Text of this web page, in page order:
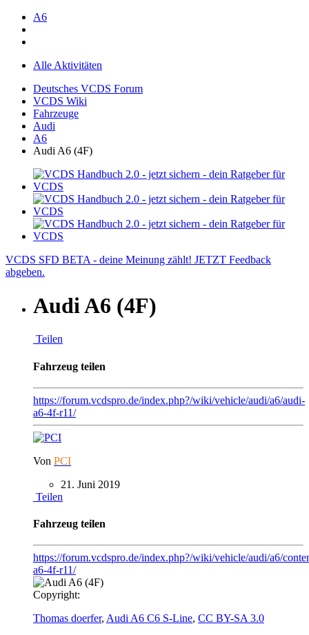
A6
Alle Aktivitäten
Deutsches VCDS Forum
VCDS Wiki
Fahrzeuge
Audi
A6
Audi A6 (4F)
VCDS SFD BETA - deine Meinung zählt! JETZT Feedback
abgeben.
Audi A6 (4F)
Teilen
Fahrzeug teilen
https://forum.vcdspro.de/index.php?/wiki/vehicle/audi/a6/audi-
a6-4f-r11/
Von PCI
21. Juni 2019
Teilen
Fahrzeug teilen
https://forum.vcdspro.de/index.php?/wiki/vehicle/audi/a6/
a6-4f-r11/
Copyright:
Thomas doerfer, Audi A6 C6 S-Line, CC BY-SA 3.0